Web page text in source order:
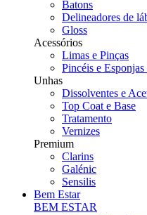
Batons
Delineadores de
Gloss
Acessórios
Limas e Pinças
Pincéis e
Unhas
Dissolventes e
Top Coat e Base
Tratamento
Vernizes
Premium
Clarins
Galénic
Sensilis
Bem Estar
BEM ESTAR